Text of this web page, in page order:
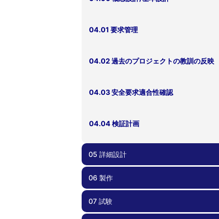
04.01 要求管理
04.02 過去のプロジェクトの教訓の反映
04.03 安全要求適合性確認
04.04 検証計画
05 詳細設計
05.00 詳細設計
05.01 部品・コンポーネント選択
05.02 リスク管理、FTA、FMEA
05.03 死なない衛星を心がける
05.04 過剰な保護機能を避ける
05.05 設計変更時の留意点
05.06 運用しやすい衛星設計
05.07 試験しやすい、製造しやすい衛星
05.08 設計根拠の理解
05.09 フライトモデルに移行する前に
05.10 安全要求適合性確認
06 製作
06.00 製作
06.01 品質管理
06.02 作業外注と内製
06.03 安全要求適合性確認
07 試験